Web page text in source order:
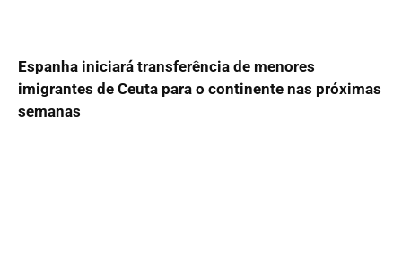
Espanha iniciará transferência de menores
imigrantes de Ceuta para o continente nas próximas
semanas